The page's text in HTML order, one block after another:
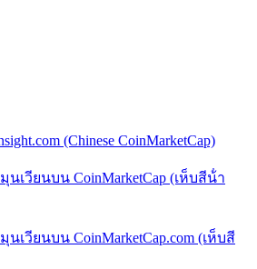
(Chinese CoinMarketCap)
เวียนบน CoinMarketCap (เห็บสีน้ํา
วียนบน CoinMarketCap.com (เห็บสี